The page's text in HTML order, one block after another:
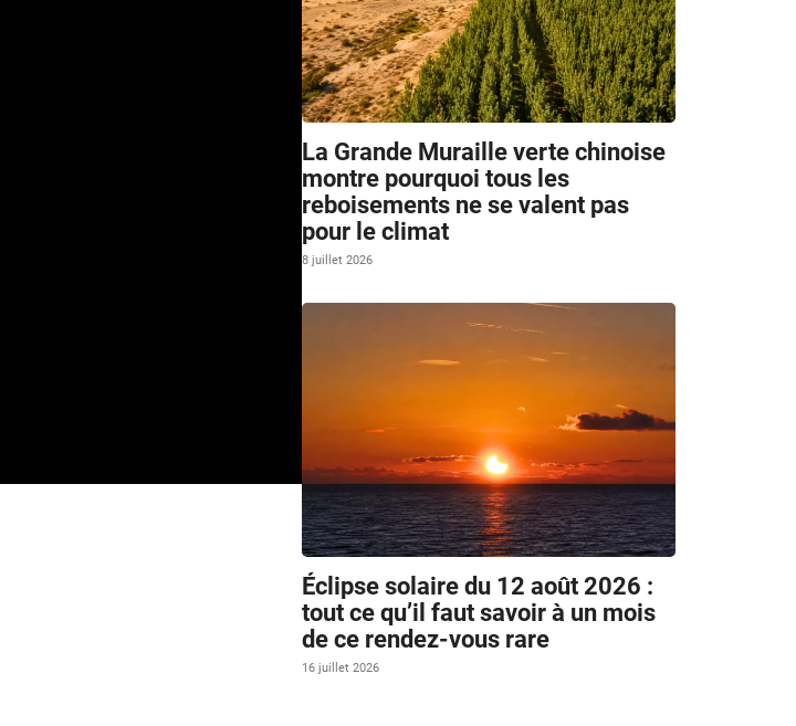
La Grande Muraille verte chinoise
montre pourquoi tous les
reboisements ne se valent pas
pour le climat
8 juillet 2026
Éclipse solaire du 12 août 2026 :
tout ce qu’il faut savoir à un mois
de ce rendez-vous rare
16 juillet 2026